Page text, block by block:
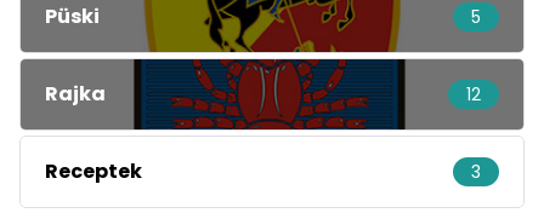
Püski 5
Rajka 12
Receptek 3